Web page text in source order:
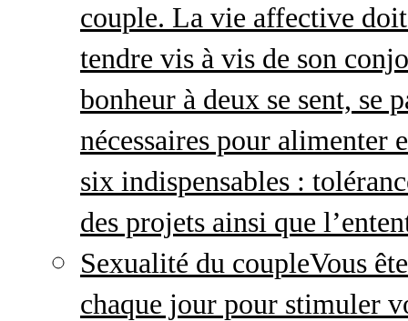
couple. La vie affective
tendre vis à vis de son
bonheur à deux se sent, se
nécessaires pour alimenter
six indispensables :
des projets ainsi que
Sexualité du coupleVous
chaque jour pour stimuler